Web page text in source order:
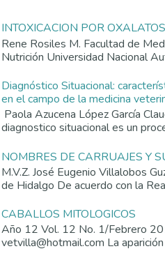
INTOXICACION POR OXALATOS
Rene Rosiles M. Facultad de
Nutrición Universidad Nacional
Diagnóstico Situacional:
en el campo de la medicina
Paola Azucena López García
diagnostico situacional es un
NOMBRES DE CARRUAJES Y
M.V.Z. José Eugenio Villalobos
de Hidalgo De acuerdo con la
CABALLOS MITOLOGICOS
Año 12 Vol. 12 No. 1/Febrero
vetvilla@hotmail.com La